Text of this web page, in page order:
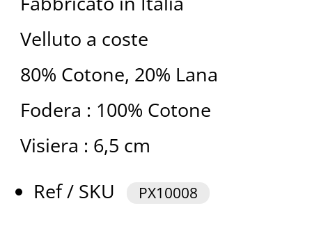
Velluto a coste
80% Cotone, 20% Lana
Fodera : 100% Cotone
Visiera : 6,5 cm
Ref / SKU
PX10008